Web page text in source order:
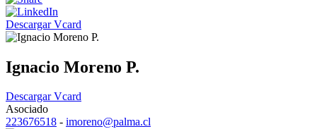
Descargar Vcard
Ignacio Moreno P.
Descargar Vcard
Asociado
223676518 - imoreno@palma.cl